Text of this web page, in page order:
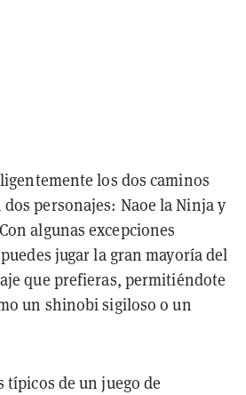
los dos caminos
dos personajes: Naoe la Ninja y
algunas excepciones
jugar la gran mayoría del
que prefieras, permitiéndote
un shinobi sigiloso o un
típicos de un juego de